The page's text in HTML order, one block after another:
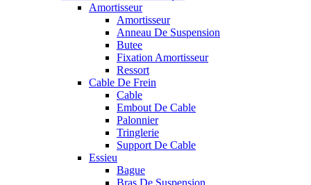
Amortisseur
Amortisseur
Anneau De Suspension
Butee
Fixation Amortisseur
Ressort
Cable De Frein
Cable
Embout De Cable
Palonnier
Tringlerie
Support De Cable
Essieu
Bague
Bras De Suspension